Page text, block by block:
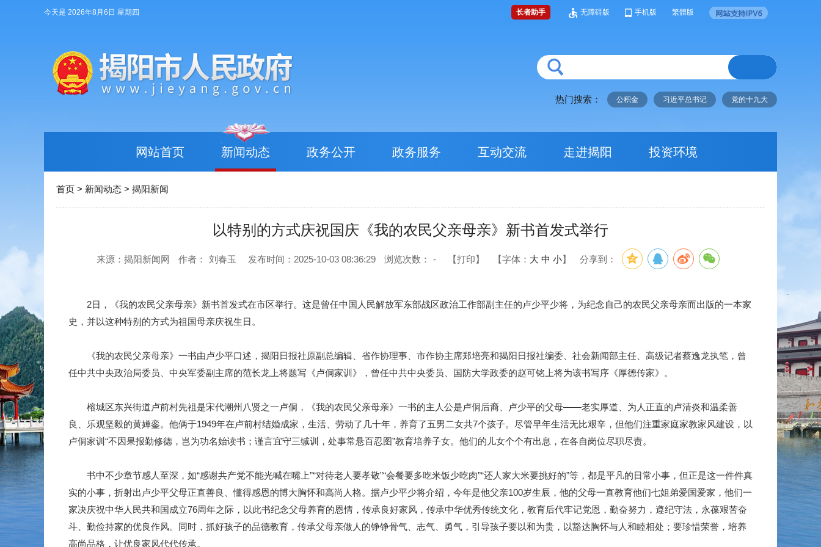
今天是 2026年8月6日 星期四 长者助手 无障碍版 手机版 繁體版
热门搜索： 公积金 习近平总书记 党的十九大
网站首页 新闻动态 政务公开 政务服务 互动交流 走进揭阳 投资环境
首页 > 新闻动态 > 揭阳新闻
以特别的方式庆祝国庆《我的农民父亲母亲》新书首发式举行
来源：揭阳新闻网 作者： 刘春玉 发布时间：2025-10-03 08:36:29 浏览次数： - 【打印】 【字体： 大 中 小】 分享到：
2日，《我的农民父亲母亲》新书首发式在市区举行。这是曾任中国人民解放军东部战区政治工作部副主任的卢少平少将，为纪念自己的农民父亲母亲而出版的一本家
史，并以这种特别的方式为祖国母亲庆祝生日。
《我的农民父亲母亲》一书由卢少平口述，揭阳日报社原副总编辑、省作协理事、市作协主席郑培亮和揭阳日报社编委、社会新闻部主任、高级记者蔡逸龙执笔，曾
任中共中央政治局委员、中央军委副主席的范长龙上将题写《卢侗家训》，曾任中共中央委员、国防大学政委的赵可铭上将为该书写序《厚德传家》。
榕城区东兴街道卢前村先祖是宋代潮州八贤之一卢侗，《我的农民父亲母亲》一书的主人公是卢侗后裔、卢少平的父母——老实厚道、为人正直的卢清炎和温柔善
良、乐观坚毅的黄婵銮。他俩于1949年在卢前村结婚成家，生活、劳动了几十年，养育了五男二女共7个孩子。尽管早年生活无比艰辛，但他们注重家庭家教家风建设，以
卢侗家训“不因果报勤修德，岂为功名始读书；谨言宜守三缄训，处事常悬百忍图”教育培养子女。他们的儿女个个有出息，在各自岗位尽职尽责。
书中不少章节感人至深，如“感谢共产党不能光喊在嘴上”“对待老人要孝敬”“会餐要多吃米饭少吃肉”“还人家大米要挑好的”等，都是平凡的日常小事，但正是这一件件真
实的小事，折射出卢少平父母正直善良、懂得感恩的博大胸怀和高尚人格。据卢少平少将介绍，今年是他父亲100岁生辰，他的父母一直教育他们七姐弟爱国爱家，他们一
家决庆祝中华人民共和国成立76周年之际，以此书纪念父母养育的恩情，传承良好家风，传承中华优秀传统文化，教育后代牢记党恩，勤奋努力，遵纪守法，永葆艰苦奋
斗、勤俭持家的优良作风。同时，抓好孩子的品德教育，传承父母亲做人的铮铮骨气、志气、勇气，引导孩子要以和为贵，以豁达胸怀与人和睦相处；要珍惜荣誉，培养
高尚品格，让优良家风代代传承。